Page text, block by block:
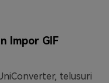
Impor GIF
telusuri